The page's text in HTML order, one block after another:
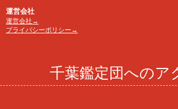
運営会社
運営会社→
プライバシーポリシー→
千葉鑑定団へのア